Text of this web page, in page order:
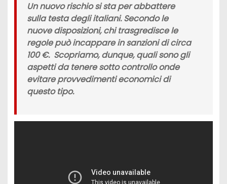
Un nuovo rischio si sta per abbattere
sulla testa degli italiani. Secondo le
nuove disposizioni, chi trasgredisce le
regole può incappare insanzionidi circa
100 €.Scopriamo, dunque, quali sono gli
aspetti da tenere sotto controllo onde
evitare provvedimenti economici di
questo tipo.